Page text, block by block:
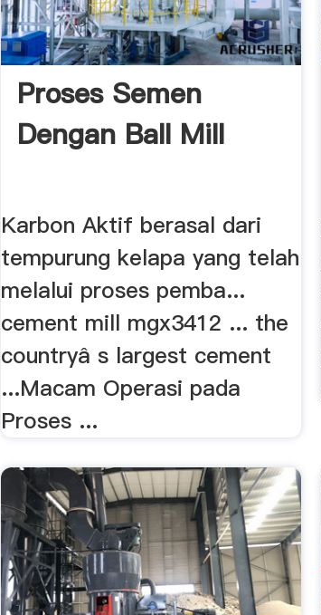
Proses Semen
Dengan Ball Mill
Karbon Aktif berasal dari
tempurung kelapa yang telah
melalui proses pemba...
cement mill mgx3412 ... the
countryâ s largest cement
...Macam Operasi pada
Proses ...